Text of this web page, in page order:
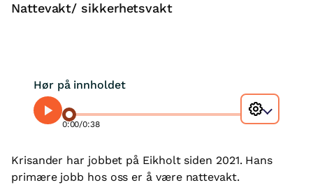
Nattevakt/ sikkerhetsvakt
Hør på innholdet
0:00/0:38
Krisander har jobbet på Eikholt siden 2021. Hans
primære jobb hos oss er å være nattevakt.